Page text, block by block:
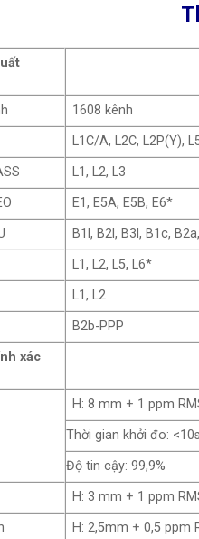
1608 kênh
L1C/A, L2C, L2P(Y),
L1, L2, L3
E1, E5A, E5B, E6*
B1l, B2l, B3l, B1c,
L1, L2, L5, L6*
L1, L2
B2b-PPP
xác
H: 8 mm + 1 ppm
Thời gian khởi đo: <10s
Độ tin cậy: 99,9%
H: 3 mm + 1 ppm
H: 2,5mm + 0,5 ppm